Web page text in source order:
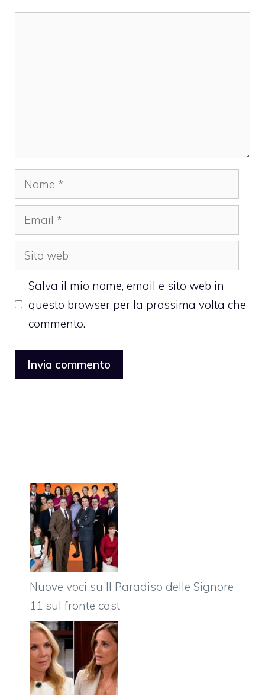
Nome
Email
Sito
web
Salva il mio nome, email e sito web in
questo browser per la prossima volta che
commento.
Nuove voci su Il Paradiso delle Signore
11 sul fronte cast